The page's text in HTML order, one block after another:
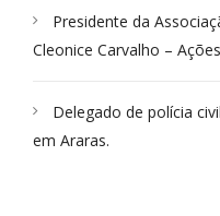
Presidente da
Cleonice Carvalho –
Delegado de polícia
em Araras.